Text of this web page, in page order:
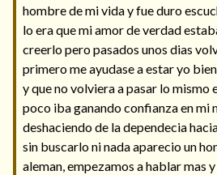
hombre de mi vida y fue duro
lo era que mi amor de verdad
creerlo pero pasados unos dias
primero me ayudase a estar yo
y que no volviera a pasar lo mismo
poco iba ganando confianza en mi
deshaciendo de la dependecia
sin buscarlo ni nada aparecio un
aleman, empezamos a hablar mas